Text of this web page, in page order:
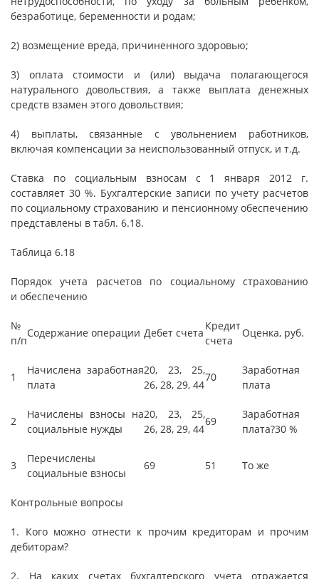
безработице, беременности и родам;
2) возмещение вреда, причиненного здоровью;
3) оплата стоимости и (или) выдача полагающегося
натурального довольствия, а также выплата денежных
средств взамен этого довольствия;
4) выплаты, связанные с увольнением работников,
включая компенсации за неиспользованный отпуск, и т.д.
Ставка по социальным взносам с 1 января 2012 г.
составляет 30 %. Бухгалтерские записи по учету расчетов
по социальному страхованию и пенсионному обеспечению
представлены в табл. 6.18.
Таблица 6.18
Порядок учета расчетов по социальному страхованию
и обеспечению
№
п/п
Содержание операции Дебет счета
Кредит
счета
Оценка, руб.
1
Начислена заработная
плата
20, 23, 25,
26, 28, 29, 44
70
Заработная
плата
2
Начислены взносы на
социальные нужды
20, 23, 25,
26, 28, 29, 44
69
Заработная
плата?30 %
3
Перечислены
социальные взносы
69 51 То же
Контрольные вопросы
1. Кого можно отнести к прочим кредиторам и прочим
дебиторам?
2. На каких счетах бухгалтерского учета отражается